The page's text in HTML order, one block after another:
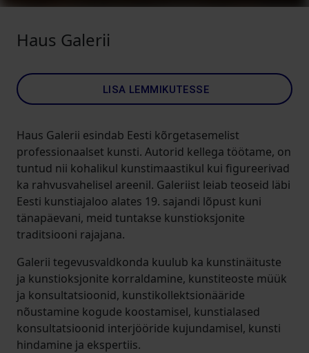
Haus Galerii
LISA LEMMIKUTESSE
Haus Galerii esindab Eesti kõrgetasemelist
professionaalset kunsti. Autorid kellega töötame, on
tuntud nii kohalikul kunstimaastikul kui figureerivad
ka rahvusvahelisel areenil. Galeriist leiab teoseid läbi
Eesti kunstiajaloo alates 19. sajandi lõpust kuni
tänapäevani, meid tuntakse kunstioksjonite
traditsiooni rajajana.
Galerii tegevusvaldkonda kuulub ka kunstinäituste
ja kunstioksjonite korraldamine, kunstiteoste müük
ja konsultatsioonid, kunstikollektsionääride
nõustamine kogude koostamisel, kunstialased
konsultatsioonid interjööride kujundamisel, kunsti
hindamine ja ekspertiis.